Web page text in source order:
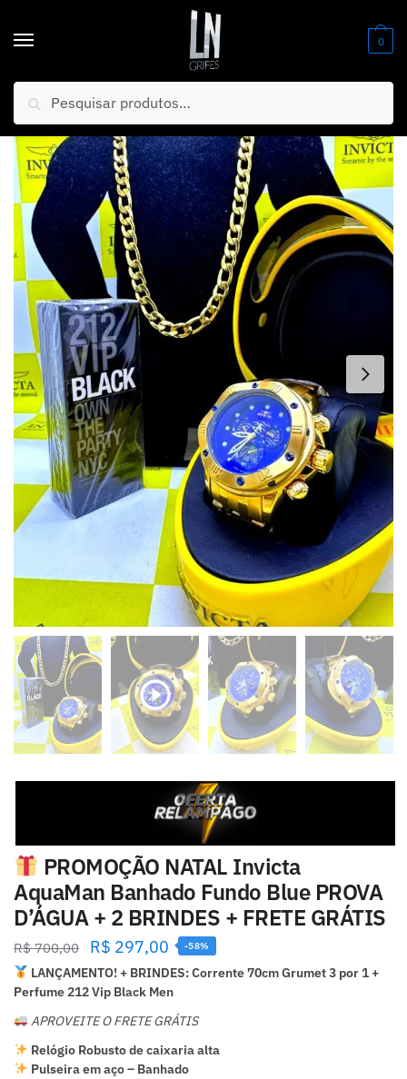
0
Início Relógios / Linha Banhados
PROMOÇÃO NATAL Invicta
AquaMan Banhado Fundo Blue PROVA
D’ÁGUA + 2 BRINDES + FRETE GRÁTIS
R$700,00 R$ 297,00 -58%
LANÇAMENTO! + BRINDES: Corrente 70cm Grumet 3 por 1 +
Perfume 212 Vip Black Men
APROVEITE O FRETE GRÁTIS
Relógio Robusto de caixaria alta
Pulseira em aço – Banhado